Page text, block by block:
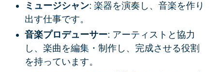
ミュージシャン: 楽器を演奏し、音楽を作り
出す仕事です。
音楽プロデューサー: アーティストと協力
し、楽曲を編集・制作し、完成させる役割
を持っています。